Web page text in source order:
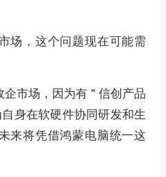
场，这个问题现在可能需
市场，因为有 " 信创产品
身在软硬件协同研发和生
来将凭借鸿蒙电脑统一这